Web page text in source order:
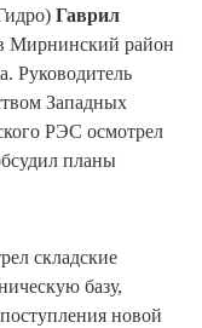
Гаврил
Мирнинский район
Руководитель
Западных
РЭС осмотрел
планы
складские
базу,
новой